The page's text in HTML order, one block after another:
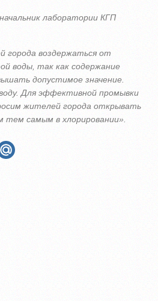
лаборатории КГП
города воздержаться от
воды, так как содержание
допустимое значение.
Для эффективной промывки
жителей города открывать
тем самым в хлорировании».